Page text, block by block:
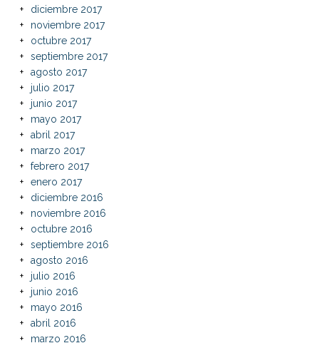
diciembre 2017
noviembre 2017
octubre 2017
septiembre 2017
agosto 2017
julio 2017
junio 2017
mayo 2017
abril 2017
marzo 2017
febrero 2017
enero 2017
diciembre 2016
noviembre 2016
octubre 2016
septiembre 2016
agosto 2016
julio 2016
junio 2016
mayo 2016
abril 2016
marzo 2016